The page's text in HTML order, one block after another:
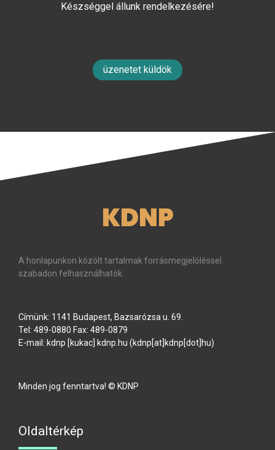
Készséggel állunk rendelkezésére!
üzenetet küldök
KDNP
A honlapunkon közölt tartalmak forrásmegjelöléssel
szabadon felhasználhatók.
Címünk: 1141 Budapest, Bazsarózsa u. 69.
Tel: 489-0880 Fax: 489-0879
E-mail: kdnp [kukac] kdnp.hu (kdnp[at]kdnp[dot]hu)
Minden jog fenntartva! © KDNP
Oldaltérkép